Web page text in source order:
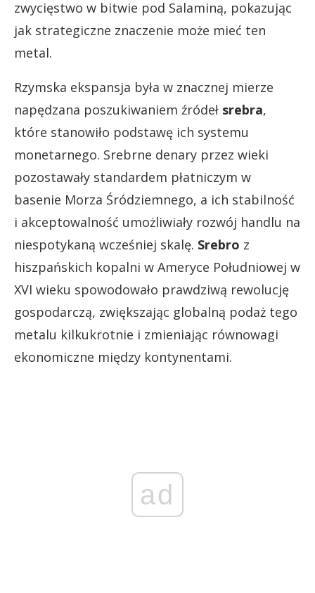
zwycięstwo w bitwie pod Salaminą, pokazując
jak strategiczne znaczenie może mieć ten
metal.
Rzymska ekspansja była w znacznej mierze
napędzana poszukiwaniem źródeł srebra,
które stanowiło podstawę ich systemu
monetarnego. Srebrne denary przez wieki
pozostawały standardem płatniczym w
basenie Morza Śródziemnego, a ich stabilność
i akceptowalność umożliwiały rozwój handlu na
niespotykaną wcześniej skalę. Srebro z
hiszpańskich kopalni w Ameryce Południowej w
XVI wieku spowodowało prawdziwą rewolucję
gospodarczą, zwiększając globalną podaż tego
metalu kilkukrotnie i zmieniając równowagi
ekonomiczne między kontynentami.
ad